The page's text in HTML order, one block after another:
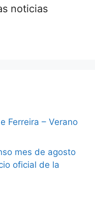
noticias
Ferreira – Verano
mes de agosto
oficial de la